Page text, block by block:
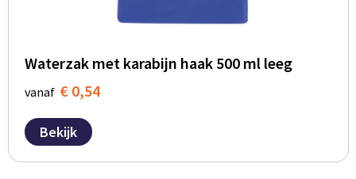
Waterzak met karabijn haak 500 ml leeg
vanaf € 0,54
Bekijk